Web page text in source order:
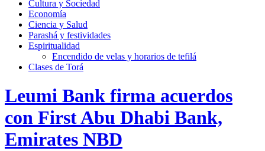
Cultura y Sociedad
Economía
Ciencia y Salud
Parashá y festividades
Espiritualidad
Encendido de velas y horarios de tefilá
Clases de Torá
Leumi Bank firma acuerdos
con First Abu Dhabi Bank,
Emirates NBD